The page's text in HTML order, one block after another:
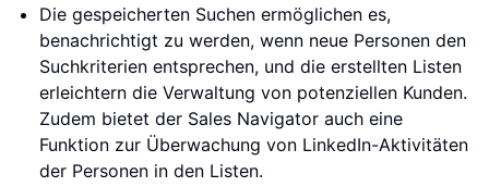
Die gespeicherten Suchen ermöglichen es,
benachrichtigt zu werden, wenn neue Personen den
Suchkriterien entsprechen, und die erstellten Listen
erleichtern die Verwaltung von potenziellen Kunden.
Zudem bietet der Sales Navigator auch eine
Funktion zur Überwachung von LinkedIn-Aktivitäten
der Personen in den Listen.